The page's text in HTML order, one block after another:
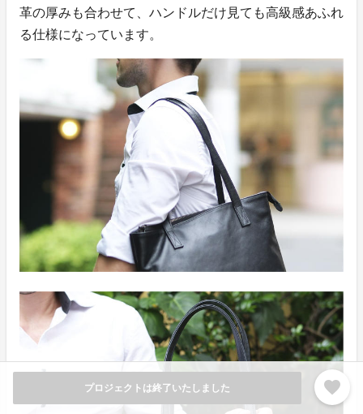
プロジェクトは終了いたしました favorite
革の厚みも合わせて、ハンドルだけ見ても高級感あふれ
る仕様になっています。